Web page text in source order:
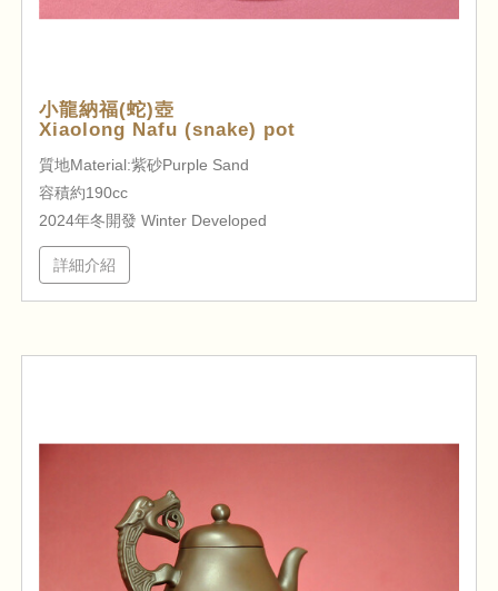
小龍納福(蛇)壺
Xiaolong Nafu (snake) pot
質地Material:紫砂Purple Sand
容積約190cc
2024年冬開發 Winter Developed
詳細介紹